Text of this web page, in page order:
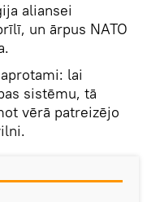
aliansei
un ārpus NATO
lai
sistēmu, tā
vērā patreizējo